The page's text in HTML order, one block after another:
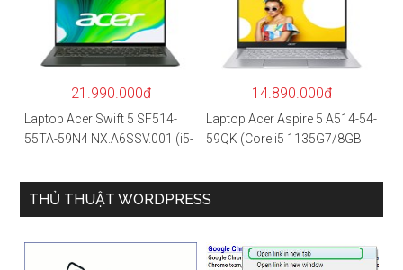
5500U/8GB RAM/256GB
SSD/15.6″FHD IPS/GTX1650
4GB/Win10) – Hàng chính
RAM/512GB/15.6″FHD/MX35
0 2GB/Win 10/Bạc)
21.990.000đ
Laptop Acer Swift 5 SF514-
55TA-59N4 NX.A6SSV.001 (i5-
anh) – Hàng chính hãng
14.890.000đ
Laptop Acer Aspire 5 A514-54-
59QK (Core i5 1135G7/8GB
THỦ THUẬT WORDPRESS